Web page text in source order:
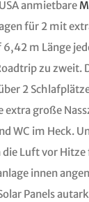
anmietbare
für 2 mit
6,42 m Länge
zu zweit.
2
extra große
WC im Heck.
die Luft vor
innen
Panels